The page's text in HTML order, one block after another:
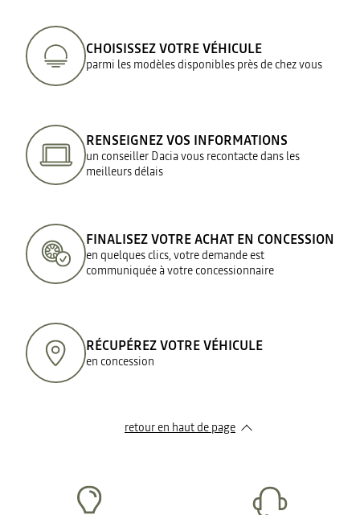
CHOISISSEZ VOTRE VÉHICULE
parmi les modèles disponibles près de chez vous
RENSEIGNEZ VOS INFORMATIONS
un conseiller Dacia vous recontacte dans les
meilleurs délais
FINALISEZ VOTRE ACHAT EN CONCESSION
en quelques clics, votre demande est
communiquée à votre concessionnaire
RÉCUPÉREZ VOTRE VÉHICULE
en concession
retour en haut de page​